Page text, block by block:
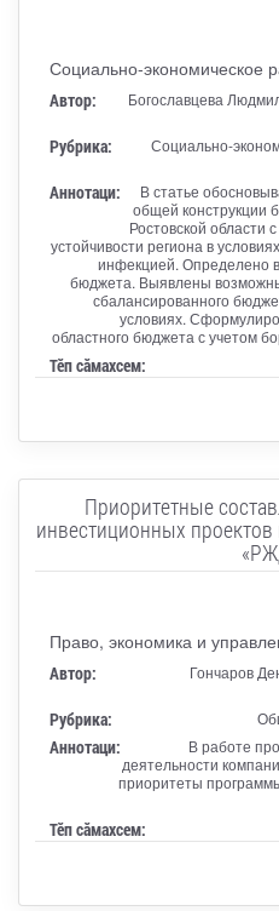
Социально-экономическое
Автор:
Богославцева
Рубрика:
Социально-
Аннотаци:
В статье
общей конструкции
Ростовской области
устойчивости региона в
инфекцией. Определено
бюджета. Выявлены
сбалансированного
условиях.
областного бюджета с учетом
Тӗп сӑмахсем:
Приоритетные
инвестиционных
Право, экономика и
Автор:
Гончаров
Рубрика:
Аннотаци:
В работе
деятельности
приоритеты
Тӗп сӑмахсем: